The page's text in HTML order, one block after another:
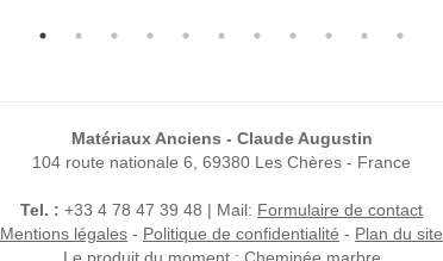
Matériaux Anciens - Claude Augustin
104 route nationale 6, 69380 Les Chères - France
Tel. : +33 4 78 47 39 48 | Mail: Formulaire de contact
Mentions légales - Politique de confidentialité - Plan du site